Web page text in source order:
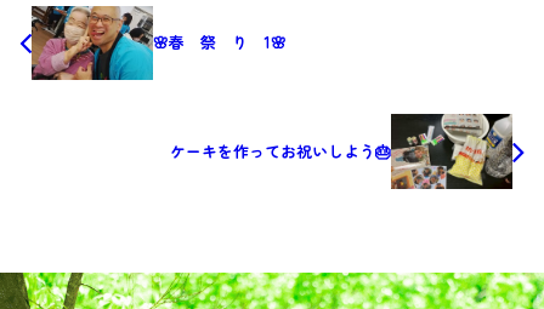
🌸春 祭 り 1🌸
ケーキを作ってお祝いしよう🎂